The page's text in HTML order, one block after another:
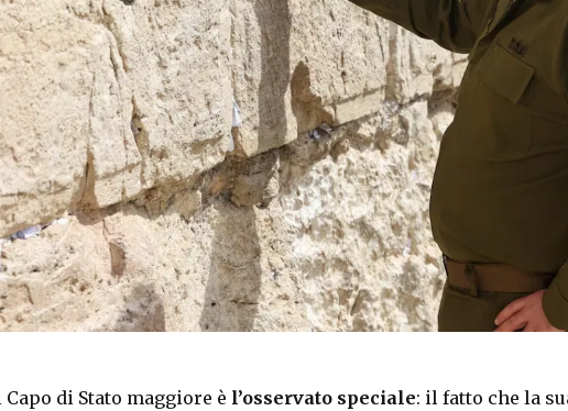
Capo di Stato maggiore è l’osservato speciale: il fatto che la